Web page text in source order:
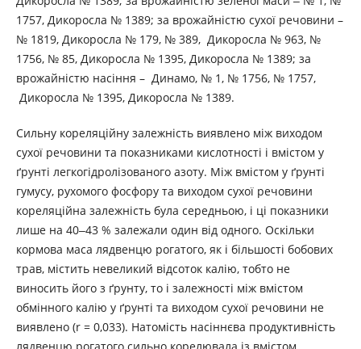
1757, Дикоросла № 1389; за врожайністю сухої речовини –
№ 1819, Дикоросла № 179, № 389, Дикоросла № 963, №
1756, № 85, Дикоросла № 1395, Дикоросла № 1389; за
врожайністю насіння – Динамо, № 1, № 1756, № 1757,
Дикоросла № 1395, Дикоросла № 1389.
Сильну кореляційну залежність виявлено між виходом
сухої речовини та показниками кислотності і вмістом у
ґрунті легкогідролізованого азоту. Між вмістом у ґрунті
гумусу, рухомого фосфору та виходом сухої речовини
кореляційна залежність була середньою, і ці показники
лише на 40‒43 % залежали один від одного. Оскільки
кормова маса лядвенцю рогатого, як і більшості бобових
трав, містить невеликий відсоток калію, тобто не
виносить його з ґрунту, то і залежності між вмістом
обмінного калію у ґрунті та виходом сухої речовини не
виявлено (r = 0,033). Натомість насіннєва продуктивність